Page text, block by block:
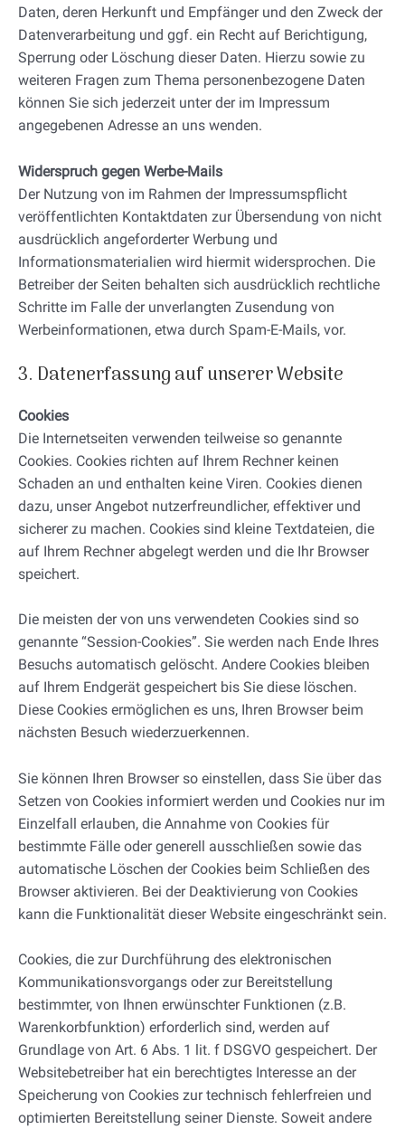
Daten, deren Herkunft und Empfänger und den Zweck der
Datenverarbeitung und ggf. ein Recht auf Berichtigung,
Sperrung oder Löschung dieser Daten. Hierzu sowie zu
weiteren Fragen zum Thema personenbezogene Daten
können Sie sich jederzeit unter der im Impressum
angegebenen Adresse an uns wenden.
Widerspruch gegen Werbe-Mails
Der Nutzung von im Rahmen der Impressumspflicht
veröffentlichten Kontaktdaten zur Übersendung von nicht
ausdrücklich angeforderter Werbung und
Informationsmaterialien wird hiermit widersprochen. Die
Betreiber der Seiten behalten sich ausdrücklich rechtliche
Schritte im Falle der unverlangten Zusendung von
Werbeinformationen, etwa durch Spam-E-Mails, vor.
3. Datenerfassung auf unserer Website
Cookies
Die Internetseiten verwenden teilweise so genannte
Cookies. Cookies richten auf Ihrem Rechner keinen
Schaden an und enthalten keine Viren. Cookies dienen
dazu, unser Angebot nutzerfreundlicher, effektiver und
sicherer zu machen. Cookies sind kleine Textdateien, die
auf Ihrem Rechner abgelegt werden und die Ihr Browser
speichert.
Die meisten der von uns verwendeten Cookies sind so
genannte “Session-Cookies”. Sie werden nach Ende Ihres
Besuchs automatisch gelöscht. Andere Cookies bleiben
auf Ihrem Endgerät gespeichert bis Sie diese löschen.
Diese Cookies ermöglichen es uns, Ihren Browser beim
nächsten Besuch wiederzuerkennen.
Sie können Ihren Browser so einstellen, dass Sie über das
Setzen von Cookies informiert werden und Cookies nur im
Einzelfall erlauben, die Annahme von Cookies für
bestimmte Fälle oder generell ausschließen sowie das
automatische Löschen der Cookies beim Schließen des
Browser aktivieren. Bei der Deaktivierung von Cookies
kann die Funktionalität dieser Website eingeschränkt sein.
Cookies, die zur Durchführung des elektronischen
Kommunikationsvorgangs oder zur Bereitstellung
bestimmter, von Ihnen erwünschter Funktionen (z.B.
Warenkorbfunktion) erforderlich sind, werden auf
Grundlage von Art. 6 Abs. 1 lit. f DSGVO gespeichert. Der
Websitebetreiber hat ein berechtigtes Interesse an der
Speicherung von Cookies zur technisch fehlerfreien und
optimierten Bereitstellung seiner Dienste. Soweit andere